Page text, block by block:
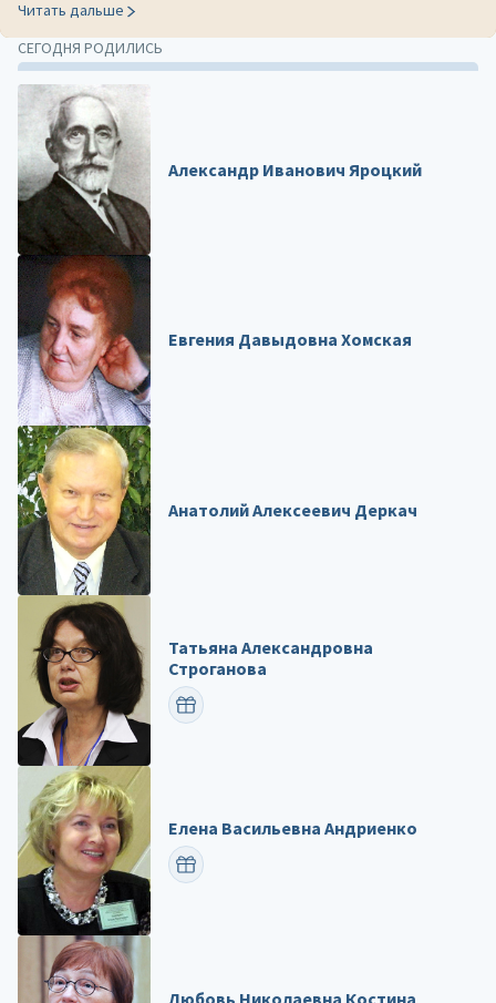
Читать дальше
СЕГОДНЯ РОДИЛИСЬ
Александр Иванович Яроцкий
Евгения Давыдовна Хомская
Анатолий Алексеевич Деркач
Татьяна Александровна
Строганова
ПОЗДРАВИТЬ
Елена Васильевна Андриенко
ПОЗДРАВИТЬ
Любовь Николаевна Костина